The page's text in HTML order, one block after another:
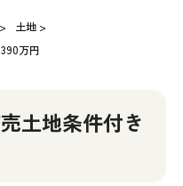
> 土地 >
万円
土地条件付き